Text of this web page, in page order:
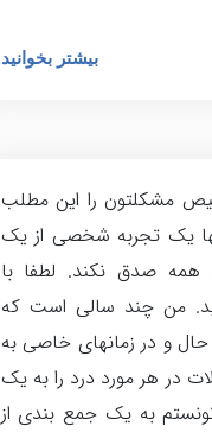
بیشتر بخوانید
مشکلتون را این مطلب
یک تجربه شخصی از یک
صدق نکند. لطفا با
من چند سالی است که
حال و در زمانهای خاصی به
در هر مورد درد را به یک
به یک جمع بندی از